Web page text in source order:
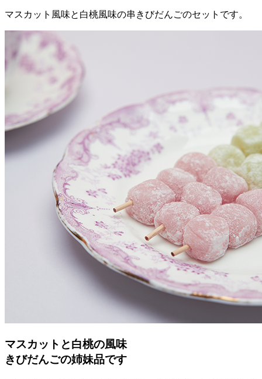
マスカット風味と白桃風味の串きびだんごのセットです。
マスカットと白桃の風味
きびだんごの姉妹品です